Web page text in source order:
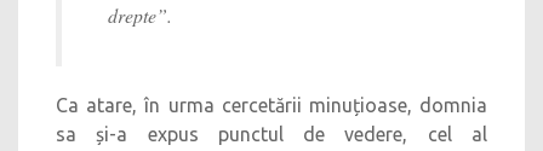
drepte”.
Ca atare, în urma cercetării minuțioase, domnia
sa și-a expus punctul de vedere, cel al